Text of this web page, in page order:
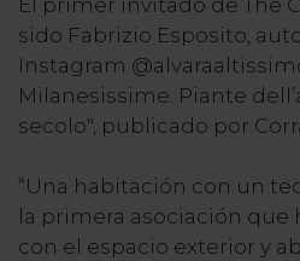
El primer invitado de The
sido Fabrizio Esposito,
Instagram
Milanesissime. Piante
secolo", publicado por
“Una habitación con un
la primera asociación
con el espacio exterior y